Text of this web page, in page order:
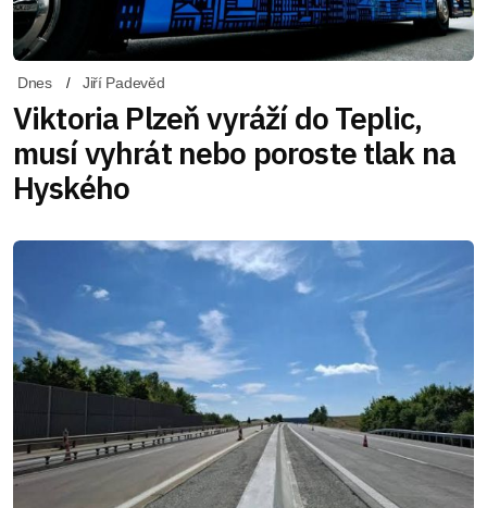
Dnes Jiří Padevěd
Viktoria Plzeň vyráží do Teplic,
musí vyhrát nebo poroste tlak na
Hyského